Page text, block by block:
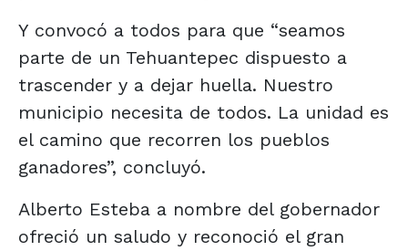
Y convocó a todos para que “seamos
parte de un Tehuantepec dispuesto a
trascender y a dejar huella. Nuestro
municipio necesita de todos. La unidad es
el camino que recorren los pueblos
ganadores”, concluyó.
Alberto Esteba a nombre del gobernador
ofreció un saludo y reconoció el gran